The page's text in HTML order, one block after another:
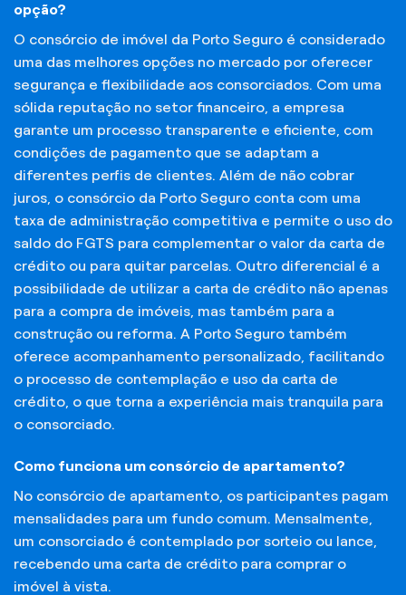
opção?
O consórcio de imóvel da Porto Seguro é considerado
uma das melhores opções no mercado por oferecer
segurança e flexibilidade aos consorciados. Com uma
sólida reputação no setor financeiro, a empresa
garante um processo transparente e eficiente, com
condições de pagamento que se adaptam a
diferentes perfis de clientes. Além de não cobrar
juros, o consórcio da Porto Seguro conta com uma
taxa de administração competitiva e permite o uso do
saldo do FGTS para complementar o valor da carta de
crédito ou para quitar parcelas. Outro diferencial é a
possibilidade de utilizar a carta de crédito não apenas
para a compra de imóveis, mas também para a
construção ou reforma. A Porto Seguro também
oferece acompanhamento personalizado, facilitando
o processo de contemplação e uso da carta de
crédito, o que torna a experiência mais tranquila para
o consorciado.
Como funciona um consórcio de apartamento?
No consórcio de apartamento, os participantes pagam
mensalidades para um fundo comum. Mensalmente,
um consorciado é contemplado por sorteio ou lance,
recebendo uma carta de crédito para comprar o
imóvel à vista.